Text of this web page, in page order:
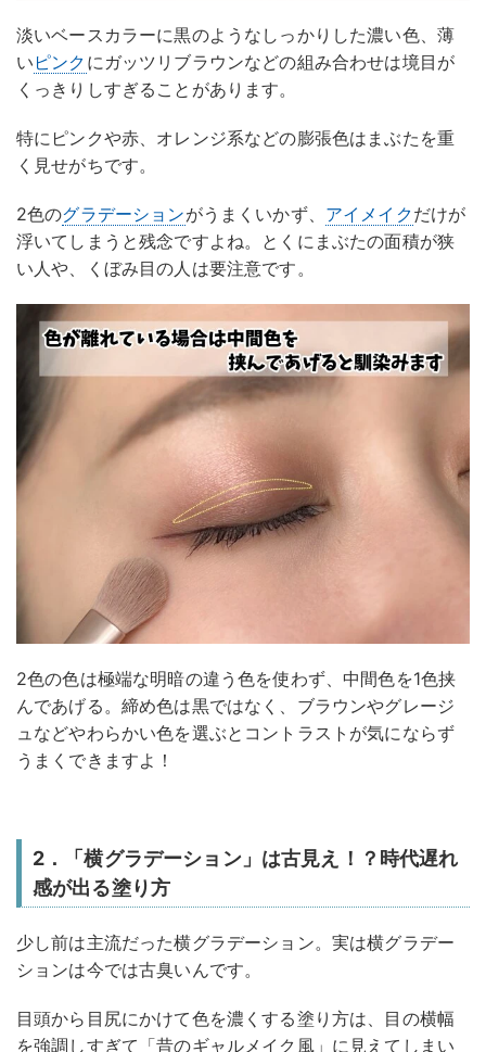
淡いベースカラーに黒のようなしっかりした濃い色、薄
い ピンク にガッツリブラウンなどの組み合わせは境目が
くっきりしすぎることがあります。
特にピンクや赤、オレンジ系などの膨張色はまぶたを重
く見せがちです。
2色のグラデーションがうまくいかず、 アイメイクだけが
浮いてしまうと残念ですよね。とくにまぶたの面積が狭
い人や、くぼみ目の人は要注意です。
2色の色は極端な明暗の違う色を使わず、中間色を1色挟
んであげる。締め色は黒ではなく、ブラウンやグレージ
ュなどやわらかい色を選ぶとコントラストが気にならず
うまくできますよ！
2．「横グラデーション」は古見え！？時代遅れ
感が出る塗り方
少し前は主流だった横グラデーション。実は横グラデー
ションは今では古臭いんです。
目頭から目尻にかけて色を濃くする塗り方は、目の横幅
を強調しすぎて「昔のギャルメイク風」に見えてしまい